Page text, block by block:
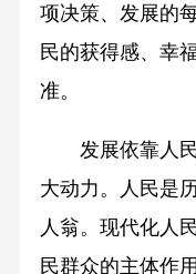
项决策、发展的
民的获得感、幸
准。
发展依靠人民
大动力。人民是
人翁。现代化人
民群众的主体作